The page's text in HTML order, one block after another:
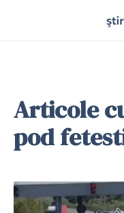
Articole
pod